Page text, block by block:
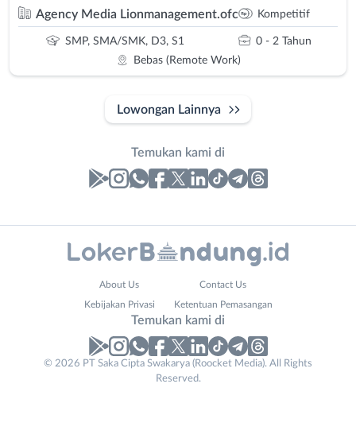
Agency Media Lionmanagement.ofc Kompetitif
SMP, SMA/SMK, D3, S1
0 - 2 Tahun
Bebas (Remote Work)
Lowongan Lainnya
Temukan kami di
Lowongan
No. Telp /
About Us Contact Us
Kebijakan Privasi Ketentuan Pemasangan
Temukan kami di
© 2026 PT Saka Cipta Swakarya (Roocket Media). All Rights
Reserved.